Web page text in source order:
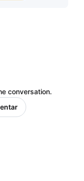
conversation.